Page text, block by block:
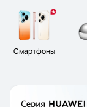
Смартфоны